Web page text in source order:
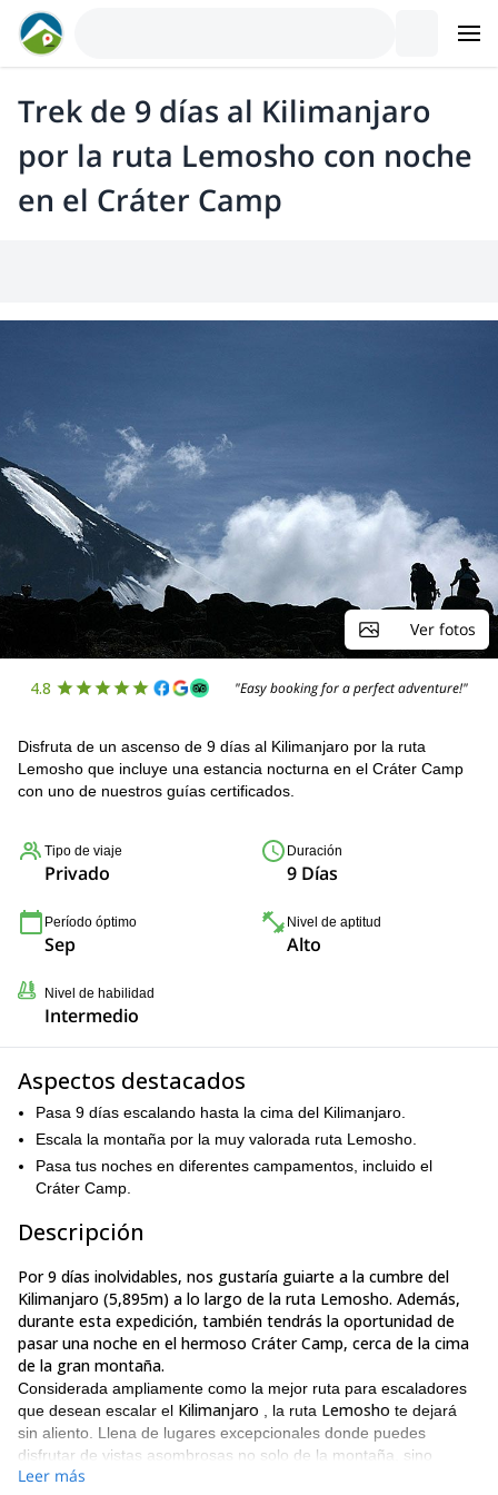
Trek de 9 días al Kilimanjaro
por la ruta Lemosho con noche
en el Cráter Camp
Ver fotos
4.8 "Easy booking for a perfect adventure!"
Disfruta de un ascenso de 9 días al Kilimanjaro por la ruta
Lemosho que incluye una estancia nocturna en el Cráter Camp
con uno de nuestros guías certificados.
Tipo de viaje
Privado
Duración
9 Días
Período óptimo
Sep
Nivel de aptitud
Alto
Nivel de habilidad
Intermedio
Aspectos destacados
Pasa 9 días escalando hasta la cima del Kilimanjaro.
Escala la montaña por la muy valorada ruta Lemosho.
Pasa tus noches en diferentes campamentos, incluido el
Cráter Camp.
Descripción
Por 9 días inolvidables, nos gustaría guiarte a la cumbre del
Kilimanjaro (5,895m) a lo largo de la ruta Lemosho. Además,
durante esta expedición, también tendrás la oportunidad de
pasar una noche en el hermoso Cráter Camp, cerca de la cima
de la gran montaña.
Considerada ampliamente como la mejor ruta para escaladores
que desean escalar el Kilimanjaro , la ruta Lemosho te dejará
sin aliento. Llena de lugares excepcionales donde puedes
disfrutar de vistas asombrosas no solo de la montaña, sino
también del extenso paisaje
Leer más